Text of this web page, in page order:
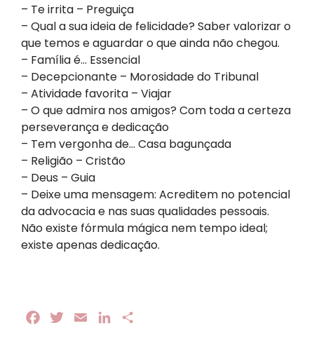
– Te irrita – Preguiça
– Qual a sua ideia de felicidade? Saber valorizar o
que temos e aguardar o que ainda não chegou.
– Família é… Essencial
– Decepcionante – Morosidade do Tribunal
– Atividade favorita – Viajar
– O que admira nos amigos? Com toda a certeza
perseverança e dedicação
– Tem vergonha de… Casa bagunçada
– Religião – Cristão
– Deus – Guia
– Deixe uma mensagem: Acreditem no potencial
da advocacia e nas suas qualidades pessoais.
Não existe fórmula mágica nem tempo ideal;
existe apenas dedicação.
FacebookTwitterEmail LinkedIn